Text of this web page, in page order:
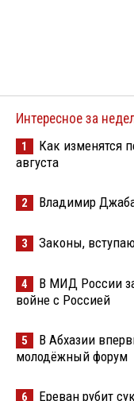
Интересное за
1
Как изменятся
августа
2 Владимир
3 Законы,
4
В МИД России
войне с Россией
5
В Абхазии
молодёжный форум
6 Ереван рубит